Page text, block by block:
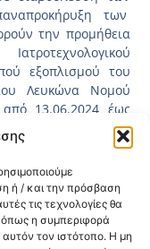
ή / και την πρόσβαση
τις τεχνολογίες θα
όπως η συμπεριφορά
τον ιστότοπο. Η μη
των
την προμήθεια
εξοπλισμού του
Λευκώνα Νομού
13.06.2024 έως
και έχει πάρει τον
οι
τον
λάβουν γνώση επί